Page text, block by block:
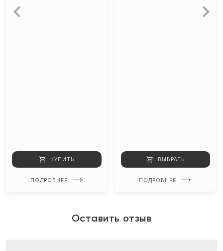
КУПИТЬ
ПОДРОБНЕЕ
ВЫБРАТЬ
ПОДРОБНЕЕ
Оставить отзыв